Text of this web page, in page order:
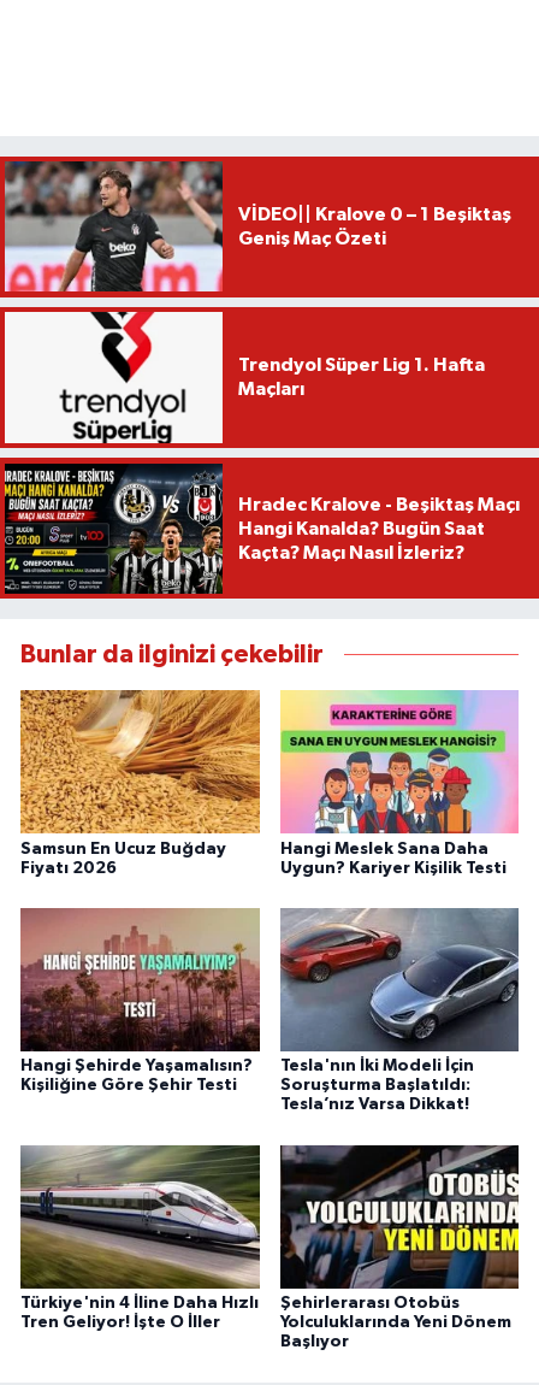
VİDEO|| Kralove 0 – 1 Beşiktaş
Geniş Maç Özeti
Trendyol Süper Lig 1. Hafta
Maçları
Hradec Kralove - Beşiktaş Maçı
Hangi Kanalda? Bugün Saat
Kaçta? Maçı Nasıl İzleriz?
Bunlar da ilginizi çekebilir
Samsun En Ucuz Buğday
Fiyatı 2026
Hangi Meslek Sana Daha
Uygun? Kariyer Kişilik Testi
Hangi Şehirde Yaşamalısın?
Kişiliğine Göre Şehir Testi
Tesla'nın İki Modeli İçin
Soruşturma Başlatıldı:
Tesla’nız Varsa Dikkat!
Türkiye'nin 4 İline Daha Hızlı
Tren Geliyor! İşte O İller
Şehirlerarası Otobüs
Yolculuklarında Yeni Dönem
Başlıyor